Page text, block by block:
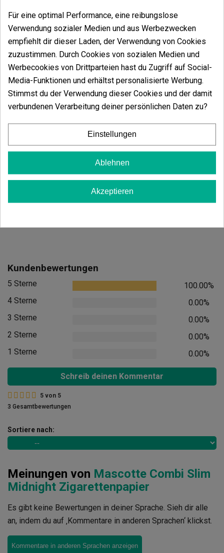
Mascotte-Aktivkohle-Filter
(17)
2,45 €
In den Warenkorb
Grinder
(4)
19,00 €
20,00 €
Mehr
Kundenbewertungen
5 Sterne
100.00%
4 Sterne
0.00%
3 Sterne
0.00%
2 Sterne
0.00%
1 Sterne
0.00%
Schreib deinen Kommentar
5 von 5
3 Gesamtbewertungen
Sortiere nach:
Meinungen von Mascotte Combi Slim
Midnight Zigarettenpapier
Es gibt keine Bewertungen in deiner Sprache. Sieh dir alle
an, indem du auf ‚Kommentare in anderen Sprachen‘ klickst.
Kommentare in anderen Sprachen anzeigen
Für eine optimal Performance, eine reibungslose
Verwendung sozialer Medien und aus Werbezwecken
empfiehlt dir dieser Laden, der Verwendung von Cookies
zuzustimmen. Durch Cookies von sozialen Medien und
Werbecookies von Drittparteien hast du Zugriff auf Social-
Media-Funktionen und erhältst personalisierte Werbung.
Stimmst du der Verwendung dieser Cookies und der damit
verbundenen Verarbeitung deiner persönlichen Daten zu?
Einstellungen
Ablehnen
Akzeptieren